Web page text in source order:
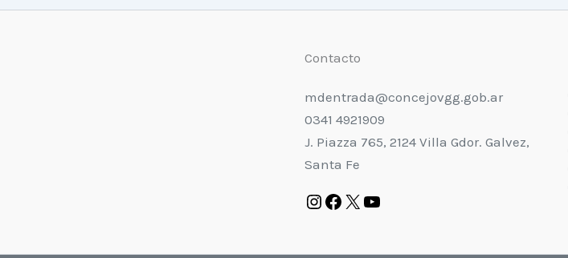
Contacto
mdentrada@concejovgg.gob.ar
0341 4921909
J. Piazza 765, 2124 Villa Gdor. Galvez,
Santa Fe